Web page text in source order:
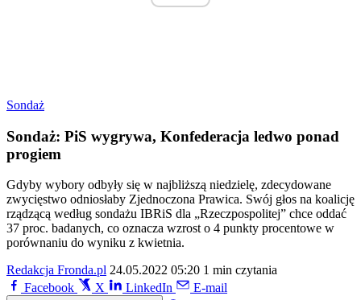
Sondaż
Sondaż: PiS wygrywa, Konfederacja ledwo ponad
progiem
Gdyby wybory odbyły się w najbliższą niedzielę, zdecydowane
zwycięstwo odniosłaby Zjednoczona Prawica. Swój głos na koalicję
rządzącą według sondażu IBRiS dla „Rzeczpospolitej” chce oddać
37 proc. badanych, co oznacza wzrost o 4 punkty procentowe w
porównaniu do wyniku z kwietnia.
Redakcja Fronda.pl 24.05.2022 05:20 1 min czytania
Facebook
X LinkedIn E-mail